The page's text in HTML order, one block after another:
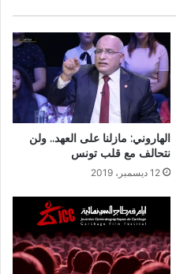
الهاروني: مازلنا على العهد.. ولن
نتحالف مع قلب تونس
12 ديسمبر، 2019